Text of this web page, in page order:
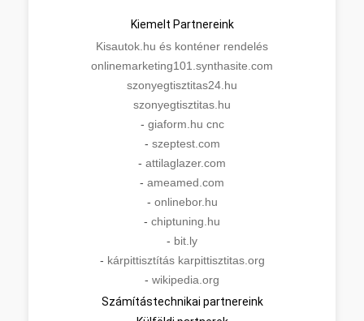
Kiemelt Partnereink
Kisautok.hu és konténer rendelés
onlinemarketing101.synthasite.com
szonyegtisztitas24.hu
szonyegtisztitas.hu
- giaform.hu cnc
- szeptest.com
- attilaglazer.com
- ameamed.com
- onlinebor.hu
- chiptuning.hu
- bit.ly
- kárpittisztítás karpittisztitas.org
- wikipedia.org
Számítástechnikai partnereink